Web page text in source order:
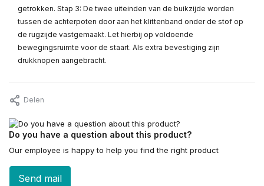
getrokken. Stap 3: De twee uiteinden van de buikzijde worden
tussen de achterpoten door aan het klittenband onder de stof op
de rugzijde vastgemaakt. Let hierbij op voldoende
bewegingsruimte voor de staart. Als extra bevestiging zijn
drukknopen aangebracht.
Delen
Do you have a question about this product?
Our employee is happy to help you find the right product
Send mail